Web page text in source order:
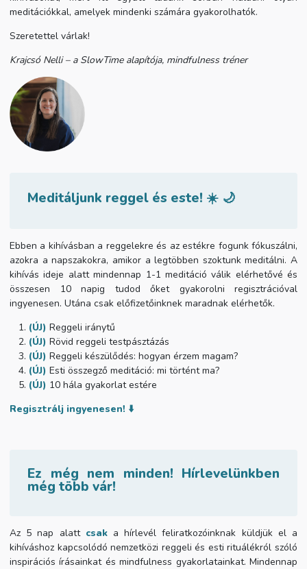
meditációkkal, amelyek mindenki számára gyakorolhatók.
Szeretettel várlak!
Krajcsó Nelli – a SlowTime alapítója, mindfulness tréner
Meditáljunk reggel és este! ☀️ 🌙
Ebben a kihívásban a reggelekre és az estékre fogunk fókuszálni,
azokra a napszakokra, amikor a legtöbben szoktunk meditálni. A
kihívás ideje alatt mindennap 1-1 meditáció válik elérhetővé és
összesen 10 napig tudod őket gyakorolni regisztrációval
ingyenesen. Utána csak előfizetőinknek maradnak elérhetők.
(ÚJ) Reggeli iránytű
(ÚJ) Rövid reggeli testpásztázás
(ÚJ) Reggeli készülődés: hogyan érzem magam?
(ÚJ) Esti összegző meditáció: mi történt ma?
(ÚJ) 10 hála gyakorlat estére
Regisztrálj ingyenesen! ⬇️
Ez még nem minden! Hírlevelünkben
még több vár!
Az 5 nap alatt csaka hírlevél feliratkozóinknak küldjük el a
kihíváshoz kapcsolódó nemzetközi reggeli és esti rituálékról szóló
inspirációs írásainkat és mindfulness gyakorlatainkat. Mindennap